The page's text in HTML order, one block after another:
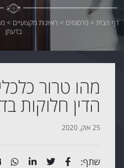
דף הבית >פרסומים > ראיונות מקצועיים >
בדעתן
מהו טרור
הדין חלוקות
25 אוק, 2020
שתף: